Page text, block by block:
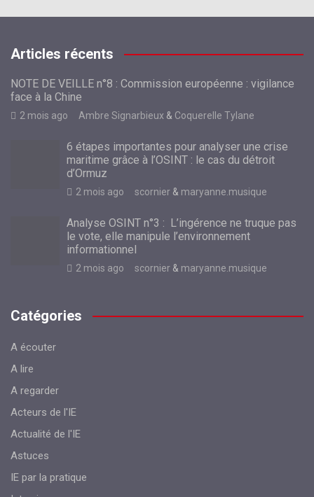
Articles récents
NOTE DE VEILLE n°8 : Commission européenne : vigilance
face à la Chine
2 mois ago Ambre Signarbieux & Coquerelle Tylane
6 étapes importantes pour analyser une crise
maritime grâce à l’OSINT : le cas du détroit
d’Ormuz
2 mois ago scornier & maryanne.musique
Analyse OSINT n°3 : L’ingérence ne truque pas
le vote, elle manipule l’environnement
informationnel
2 mois ago scornier & maryanne.musique
Catégories
A écouter
A lire
A regarder
Acteurs de l'IE
Actualité de l'IE
Astuces
IE par la pratique